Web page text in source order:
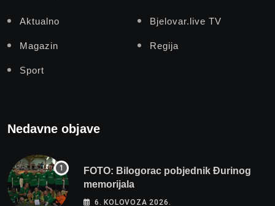
Aktualno Bjelovar.live TV
Magazin Regija
Sport
Nedavne objave
FOTO: Bilogorac pobjednik Đurinog
memorijala
6. KOLOVOZA 2026.